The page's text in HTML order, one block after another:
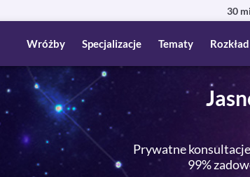
30
Wróżby Specjalizacje Tematy
Prywatne
99%